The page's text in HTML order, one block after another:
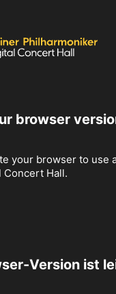
browser
your browser to use
Concert Hall.
Version ist